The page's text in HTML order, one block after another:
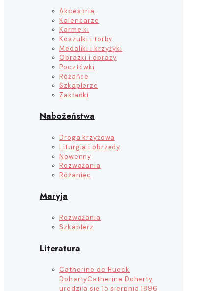
Akcesoria
Kalendarze
Karmelki
Koszulki i torby
Medaliki i krzyżyki
Obrazki i obrazy
Pocztówki
Różańce
Szkaplerze
Zakładki
Nabożeństwa
Droga krzyżowa
Liturgia i obrzędy
Nowenny
Rozważania
Różaniec
Maryja
Rozważania
Szkaplerz
Literatura
Catherine de Hueck
DohertyCatherine Doherty
urodziła się 15 sierpnia 1896